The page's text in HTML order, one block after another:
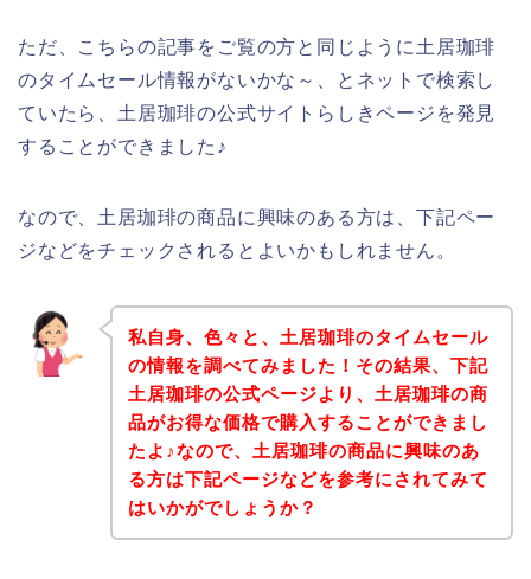
ただ、こちらの記事をご覧の方と同じように土居珈琲
のタイムセール情報がないかな～、とネットで検索し
ていたら、土居珈琲の公式サイトらしきページを発見
することができました♪
なので、土居珈琲の商品に興味のある方は、下記ペー
ジなどをチェックされるとよいかもしれません。
私自身、色々と、土居珈琲のタイムセール
の情報を調べてみました！その結果、下記
土居珈琲の公式ページより、土居珈琲の商
品がお得な価格で購入することができまし
たよ♪なので、土居珈琲の商品に興味のあ
る方は下記ページなどを参考にされてみて
はいかがでしょうか？